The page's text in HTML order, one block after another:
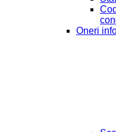
Oneri